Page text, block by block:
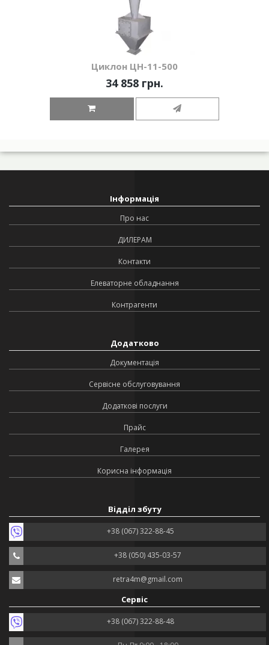
Циклон ЦН-11-500
34 858 грн.
Інформація
Про нас
ДИЛЕРАМ
Контакти
Елеваторне обладнання
Контрагенти
Додатково
Документація
Сервісне обслуговування
Додаткові послуги
Прайс
Галерея
Корисна інформація
Відділ збуту
+38 (067) 322-88-45
+38 (050) 435-03-57
retra4m@gmail.com
Сервіс
+38 (067) 322-88-48